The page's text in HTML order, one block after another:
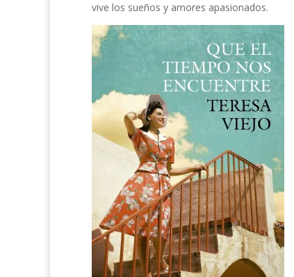
vive los sueños y amores apasionados.